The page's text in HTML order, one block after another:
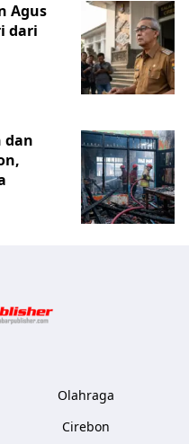
Agus
dari
dan
Olahraga
Cirebon